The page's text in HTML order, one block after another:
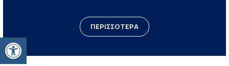
Ανοίξτε τη γραμμή εργαλείων
ΠΕΡΙΣΣΟΤΕΡΑ